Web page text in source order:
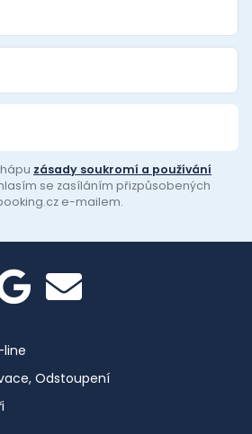
zásady soukromí a používání
se zasíláním přizpůsobených
e-mailem.
Odstoupení